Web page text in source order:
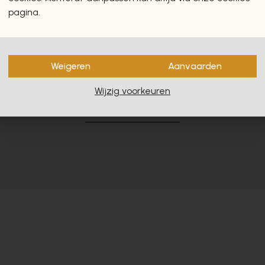
zullen u zeker en vast
pagina.
Weigeren Aanvaarden
Wijzig voorkeuren